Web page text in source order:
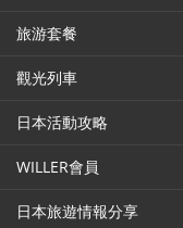
旅游套餐
觀光列車
日本活動攻略
WILLER會員
日本旅遊情報分享